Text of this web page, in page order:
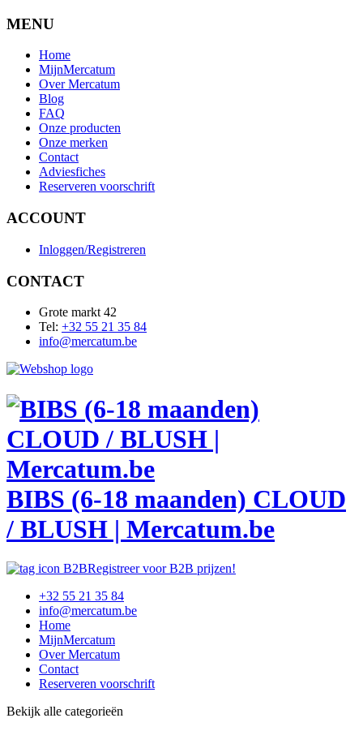
MENU
Home
MijnMercatum
Over Mercatum
Blog
FAQ
Onze producten
Onze merken
Contact
Adviesfiches
Reserveren voorschrift
ACCOUNT
Inloggen/Registreren
CONTACT
Grote markt 42
Tel: +32 55 21 35 84
info@mercatum.be
BIBS (6-18 maanden) CLOUD
/ BLUSH | Mercatum.be
Registreer voor B2B prijzen!
+32 55 21 35 84
info@mercatum.be
Home
MijnMercatum
Over Mercatum
Contact
Reserveren voorschrift
Bekijk alle categorieën